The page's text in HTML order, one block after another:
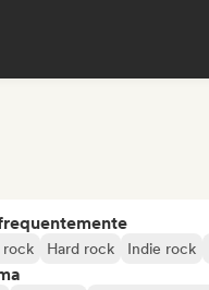
rock Hard rock Indie rock